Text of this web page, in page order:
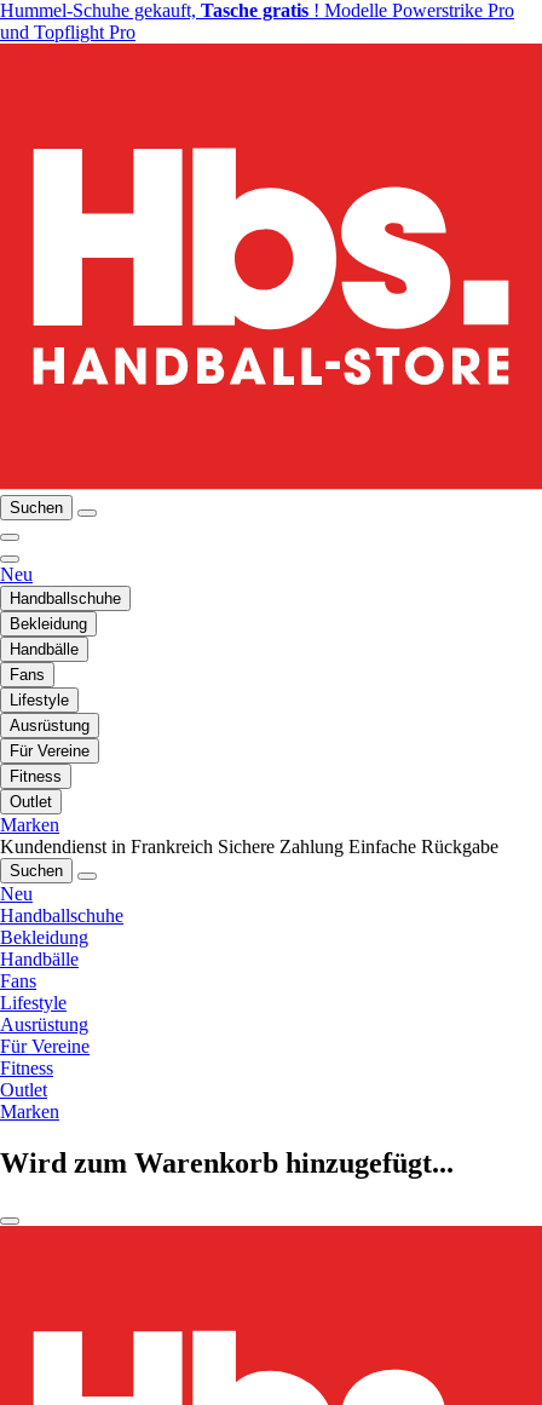
Hummel-Schuhe gekauft, Tasche gratis ! Modelle Powerstrike Pro
und Topflight Pro
Suchen
Neu
Handballschuhe
Bekleidung
Handbälle
Fans
Lifestyle
Ausrüstung
Für Vereine
Fitness
Outlet
Marken
Kundendienst in Frankreich Sichere Zahlung Einfache Rückgabe
Suchen
Neu
Handballschuhe
Bekleidung
Handbälle
Fans
Lifestyle
Ausrüstung
Für Vereine
Fitness
Outlet
Marken
Wird zum Warenkorb hinzugefügt...